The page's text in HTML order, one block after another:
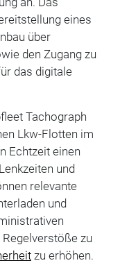
eines
über
den Zugang zu
das digitale
Tachograph
Lkw-Flotten im
Echtzeit einen
und
relevante
und
zu
zu erhöhen.